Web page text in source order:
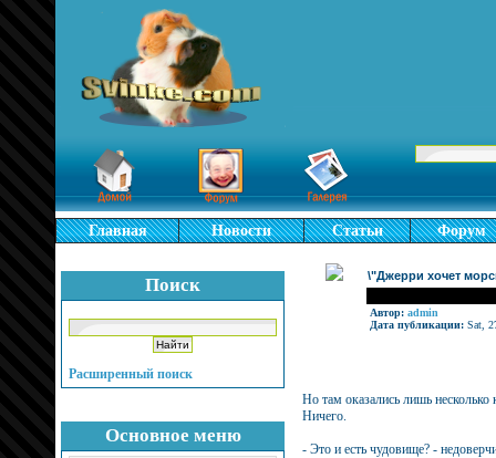
Главная Новости Статьи Форум
Поиск
Расширенный поиск
Основное меню
\"Джерри хочет
Автор: admin
Дата публикации: Sat,
Но там оказались лишь
Ничего.
- Это и есть чудовище? -